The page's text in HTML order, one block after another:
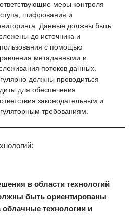
меры контроля
шифрования и
Данные должны быть
до источника и
с помощью
метаданными и
потоков данных.
должны проводиться
для обеспечения
законодательным и
требованиям.
в области технологий
быть ориентированы
облачные технологии и